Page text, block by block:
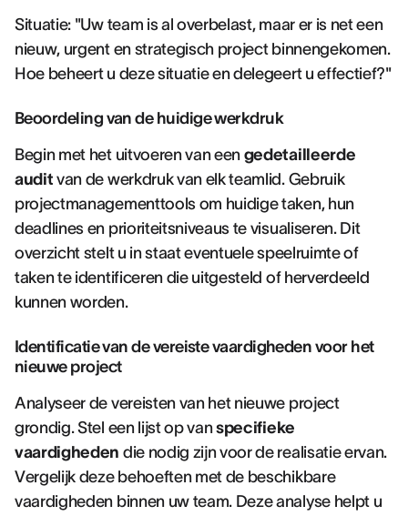
Situatie: "Uw team is al overbelast, maar er is net een
nieuw, urgent en strategisch project binnengekomen.
Hoe beheert u deze situatie en delegeert u effectief?"
Beoordeling van de huidige werkdruk
Begin met het uitvoeren van een gedetailleerde
audit van de werkdruk van elk teamlid. Gebruik
projectmanagementtools om huidige taken, hun
deadlines en prioriteitsniveaus te visualiseren. Dit
overzicht stelt u in staat eventuele speelruimte of
taken te identificeren die uitgesteld of herverdeeld
kunnen worden.
Identificatie van de vereiste vaardigheden voor het
nieuwe project
Analyseer de vereisten van het nieuwe project
grondig. Stel een lijst op vanspecifieke
vaardigheden die nodig zijn voor de realisatie ervan.
Vergelijk deze behoeften met de beschikbare
vaardigheden binnen uw team. Deze analyse helpt u